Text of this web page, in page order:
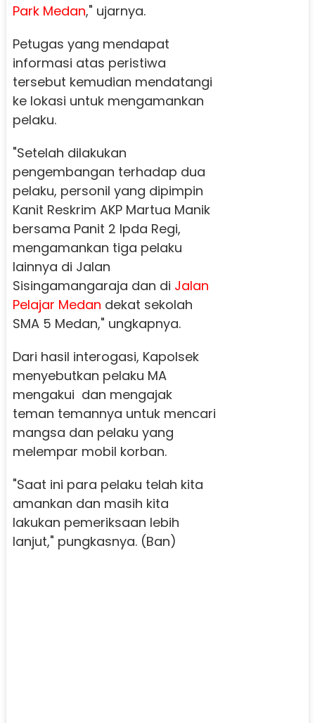
Park Medan," ujarnya.
Petugas yang mendapat
informasi atas peristiwa
tersebut kemudian mendatangi
ke lokasi untuk mengamankan
pelaku.
"Setelah dilakukan
pengembangan terhadap dua
pelaku, personil yang dipimpin
Kanit Reskrim AKP Martua Manik
bersama Panit 2 Ipda Regi,
mengamankan tiga pelaku
lainnya di Jalan
Sisingamangaraja dan di Jalan
Pelajar Medan dekat sekolah
SMA 5 Medan," ungkapnya.
Dari hasil interogasi, Kapolsek
menyebutkan pelaku MA
mengakui dan mengajak
teman temannya untuk mencari
mangsa dan pelaku yang
melempar mobil korban.
"Saat ini para pelaku telah kita
amankan dan masih kita
lakukan pemeriksaan lebih
lanjut," pungkasnya. (Ban)